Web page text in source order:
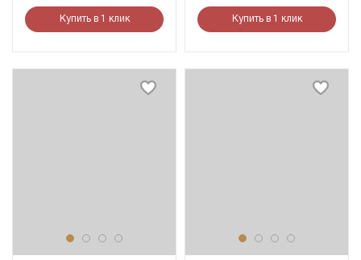
Купить в 1 клик Купить в 1 клик